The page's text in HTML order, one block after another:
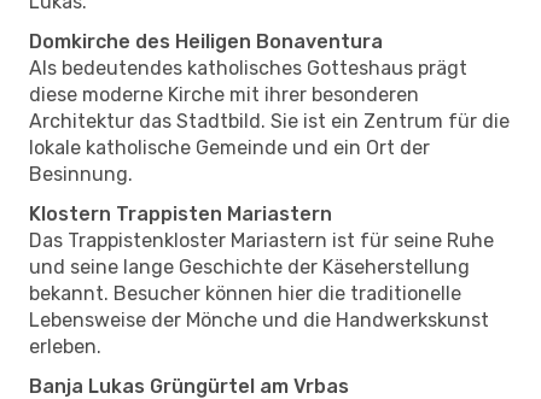
Domkirche des Heiligen Bonaventura
Als bedeutendes katholisches Gotteshaus prägt
diese moderne Kirche mit ihrer besonderen
Architektur das Stadtbild. Sie ist ein Zentrum für die
lokale katholische Gemeinde und ein Ort der
Besinnung.
Klostern Trappisten Mariastern
Das Trappistenkloster Mariastern ist für seine Ruhe
und seine lange Geschichte der Käseherstellung
bekannt. Besucher können hier die traditionelle
Lebensweise der Mönche und die Handwerkskunst
erleben.
Banja Lukas Grüngürtel am Vrbas